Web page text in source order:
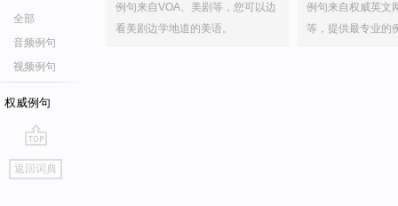
全部
音频例句
视频例句
权威例句
go
top
返回词典
例句来自VOA、美剧等，您可以边
看美剧边学地道的美语。
例句来自权威英文
等，提供最专业的